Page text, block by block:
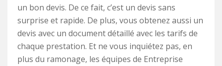
un bon devis. De ce fait, c’est un devis sans
surprise et rapide. De plus, vous obtenez aussi un
devis avec un document détaillé avec les tarifs de
chaque prestation. Et ne vous inquiétez pas, en
plus du ramonage, les équipes de Entreprise